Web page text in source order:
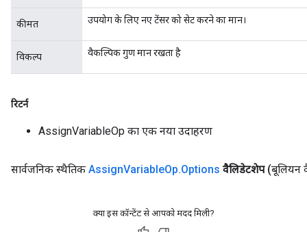
कीमत उपयोग के लिए नए टेंसर को सेट करने का मान।
विकल्प वैकल्पिक गुण मान रखता है
रिटर्न
AssignVariableOp का एक नया उदाहरण
सार्वजनिक स्थैतिक AssignVariableOp.Options वैलिडेटशेप (बूलियन
क्या इस कॉन्टेंट से आपको मदद मिली?